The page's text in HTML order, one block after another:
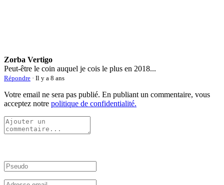
Zorba Vertigo
Peut-être le coin auquel je cois le plus en 2018...
Répondre · Il y a 8 ans
Votre email ne sera pas publié. En publiant un commentaire, vous
acceptez notre politique de confidentialité.